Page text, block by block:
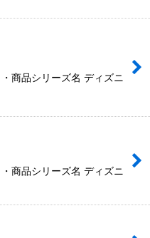
商品シリーズ名 ディズニ
商品シリーズ名 ディズニ